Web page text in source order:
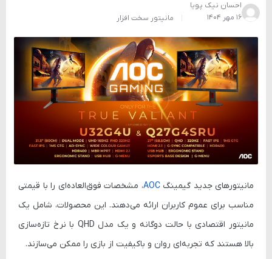
احسان نیک پویا
۱۶ مهر ۱۴۰۴
مانیتور سخت افزار
مانیتورهای جدید گیمینگAOC، مشخصات فوق‌العاده‌ای را با قیمتی
مناسب برای عموم کاربران ارائه می‌دهند. این محصولات، شامل یک
مانیتور اقتصادی با حالت دوگانه و یک مدل QHD با نرخ تازه‌سازی
بالا هستند که تجربه‌ای روان و باکیفیت از بازی را ممکن می‌سازند.